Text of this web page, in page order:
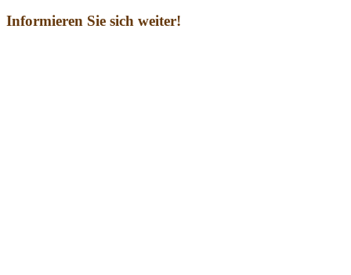
Informieren Sie sich weiter!